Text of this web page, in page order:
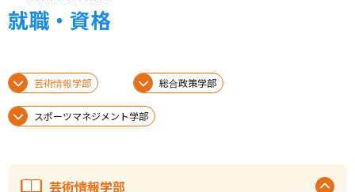
就職・資格
芸術情報学部 総合政策学部
スポーツマネジメント学部
芸術情報学部